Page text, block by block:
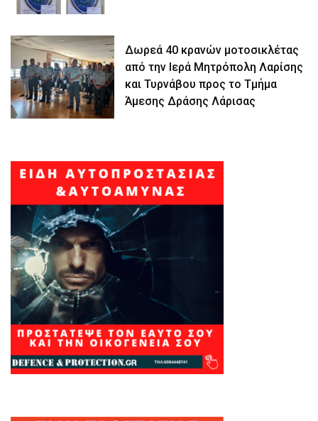
Δωρεά 40 κρανών μοτοσικλέτας
από την Ιερά Μητρόπολη Λαρίσης
και Τυρνάβου προς το Τμήμα
Άμεσης Δράσης Λάρισας